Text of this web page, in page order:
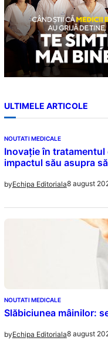
ULTIMELE ARTICOLE
NOUTATI MEDICALE
Inovație în
impactul său asupra
byEchipa Editoriala8 august
NOUTATI MEDICALE
Slăbiciunea mâinilor:
byEchipa Editoriala8 august